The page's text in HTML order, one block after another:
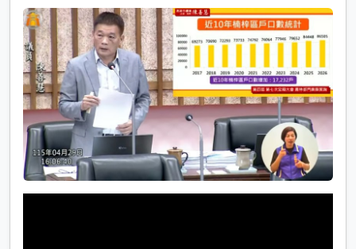
e
e
b
o
o
k
h
a
t
r
e